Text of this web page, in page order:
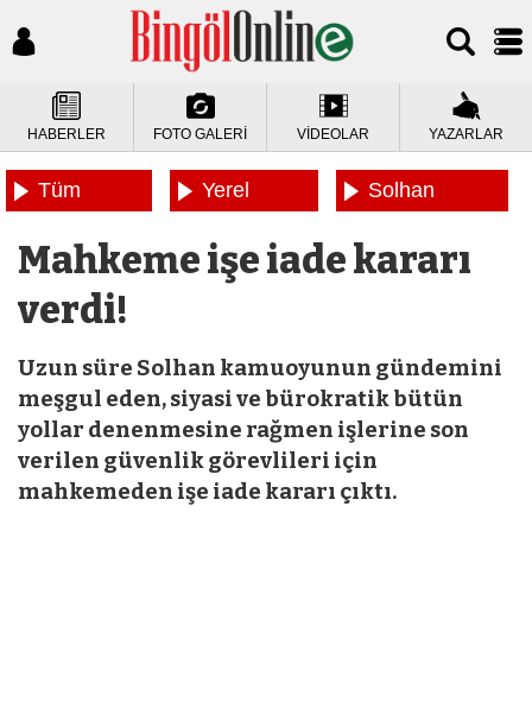
HABERLER FOTO GALERİ VİDEOLAR YAZARLAR
Tüm
Yerel
Solhan
Mahkeme işe iade kararı
verdi!
Uzun süre Solhan kamuoyunun gündemini
meşgul eden, siyasi ve bürokratik bütün
yollar denenmesine rağmen işlerine son
verilen güvenlik görevlileri için
mahkemeden işe iade kararı çıktı.